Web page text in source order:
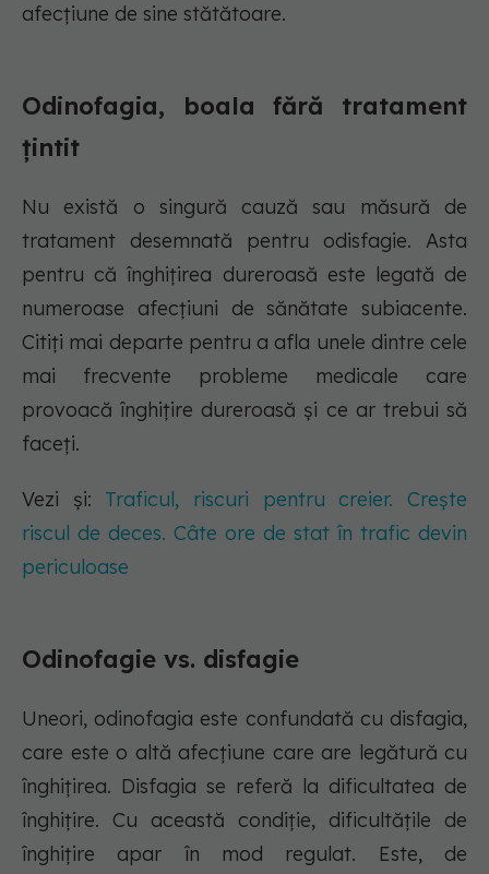
afecțiune de sine stătătoare.
Odinofagia, boala fără tratament
țintit
Nu există o singură cauză sau măsură de
tratament desemnată pentru odisfagie. Asta
pentru că înghițirea dureroasă este legată de
numeroase afecțiuni de sănătate subiacente.
Citiți mai departe pentru a afla unele dintre cele
mai frecvente probleme medicale care
provoacă înghițire dureroasă și ce ar trebui să
faceți.
Vezi și: Traficul, riscuri pentru creier. Crește
riscul de deces. Câte ore de stat în trafic devin
periculoase
Odinofagie vs. disfagie
Uneori, odinofagia este confundată cu disfagia,
care este o altă afecțiune care are legătură cu
înghițirea. Disfagia se referă la dificultatea de
înghițire. Cu această condiție, dificultățile de
înghițire apar în mod regulat. Este, de